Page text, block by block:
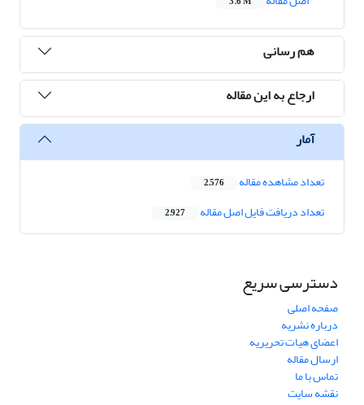
هم رسانی
ارجاع به این مقاله
آمار
تعداد مشاهده مقاله 2,576
تعداد دریافت فایل اصل مقاله 2,927
دسترسی سریع
صفحه اصلی
درباره نشریه
اعضای هیات تحریریه
ارسال مقاله
تماس با ما
نقشه سایت